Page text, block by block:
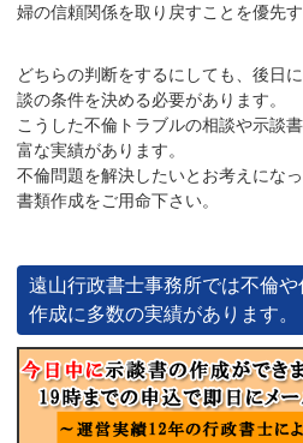
婦の信頼関係を取り戻すことを優先す
どちらの判断をするにしても、後日
談の条件を決める必要があります。
こうした不倫トラブルの相談や示談
富な実績があります。
不倫問題を解決したいとお考えにな
書類作成をご用命下さい。
遠山行政書士事務所では不倫
作成に多数の実績があります。